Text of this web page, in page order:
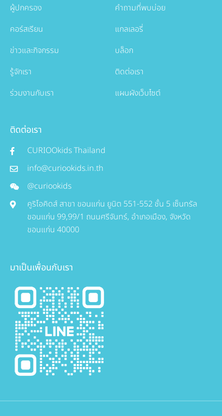
ผู้ปกครอง
คอร์สเรียน
ข่าวและกิจกรรม
รู้จักเรา
ร่วมงานกับเรา
คำถามที่พบบ่อย
แกลเลอรี่
บล็อก
ติดต่อเรา
แผนผังเว็บไซต์
ติดต่อเรา
CURIOOkids Thailand
info@curiookids.in.th
@curiookids
คูริโอคิดส์ สาขา ขอนแก่น ยูนิต 551-552 ชั้น 5 เซ็นทรัล
ขอนแก่น 99,99/1 ถนนศรีจันทร์, อำเภอเมือง, จังหวัด
ขอนแก่น 40000
มาเป็นเพื่อนกับเรา